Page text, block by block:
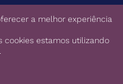
a melhor experiência
cookies estamos utilizando